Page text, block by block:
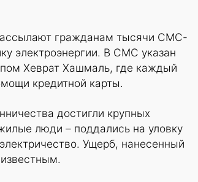
гражданам тысячи СМС-
электроэнергии. В СМС указан
Хеврат Хашмаль, где каждый
кредитной карты.
достигли крупных
люди – поддались на уловку
Ущерб, нанесенный